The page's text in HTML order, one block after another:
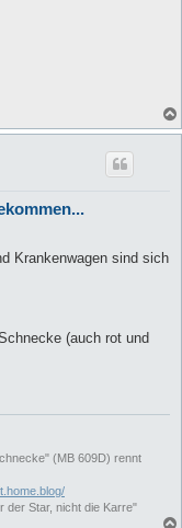
Krankenwagen sind sich
(auch rot und
(MB 609D) rennt
der Star, nicht die Karre"